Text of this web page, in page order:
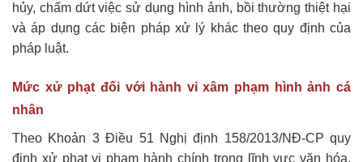
hủy, chấm dứt việc sử dụng hình ảnh, bồi thường thiệt hại
và áp dụng các biện pháp xử lý khác theo quy định của
pháp luật.
Mức xử phạt đối với hành vi xâm phạm hình ảnh cá
nhân
Theo Khoản 3 Điều 51 Nghị định 158/2013/NĐ-CP quy
định xử phạt vi phạm hành chính trong lĩnh vực văn hóa,